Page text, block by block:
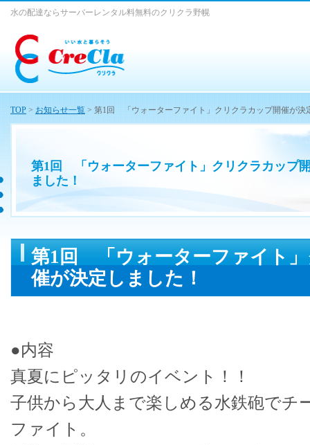
第1回 「ウォーターファイト」クリクラカップ
ました！
水の配達ならサーバーレンタル料無料のクリクラ野幌
第1回 「ウォーターファイト
催が決定しました！
●内容
真夏にピッタリのイベント！！
子供から大人まで楽しめる水鉄砲でチ
ファイト。
TOP > お知らせ一覧 > 第1回 「ウォーターファイト」クリクラカップ開催が決